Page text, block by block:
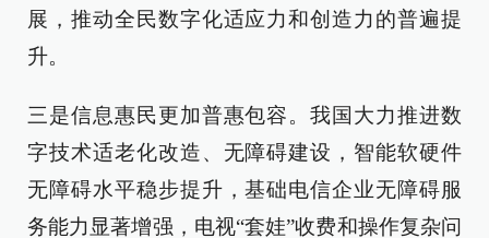
展，推动全民数字化适应力和创造力的普遍提
升。
三是信息惠民更加普惠包容。我国大力推进数
字技术适老化改造、无障碍建设，智能软硬件
无障碍水平稳步提升，基础电信企业无障碍服
务能力显著增强，电视“套娃”收费和操作复杂问